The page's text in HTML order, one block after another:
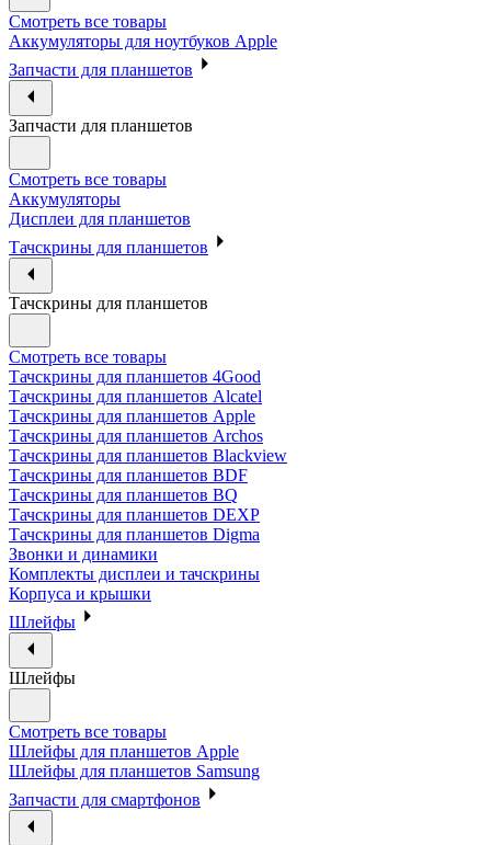
Смотреть все товары
Аккумуляторы для ноутбуков Apple
Запчасти для планшетов
Запчасти для планшетов
Смотреть все товары
Аккумуляторы
Дисплеи для планшетов
Тачскрины для планшетов
Тачскрины для планшетов
Смотреть все товары
Тачскрины для планшетов 4Good
Тачскрины для планшетов Alcatel
Тачскрины для планшетов Apple
Тачскрины для планшетов Archos
Тачскрины для планшетов Blackview
Тачскрины для планшетов BDF
Тачскрины для планшетов BQ
Тачскрины для планшетов DEXP
Тачскрины для планшетов Digma
Звонки и динамики
Комплекты дисплеи и тачскрины
Корпуса и крышки
Шлейфы
Шлейфы
Смотреть все товары
Шлейфы для планшетов Apple
Шлейфы для планшетов Samsung
Запчасти для смартфонов